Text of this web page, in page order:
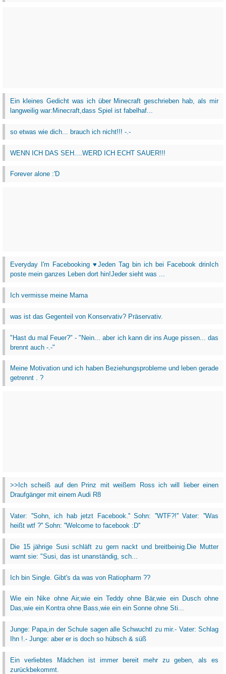
Ein kleines Gedicht was ich über Minecraft geschrieben hab, als mir
langweilig war:Minecraft,dass Spiel ist fabelhaf...
so etwas wie dich... brauch ich nicht!!! -.-
WENN ICH DAS SEH....WERD ICH ECHT SAUER!!!
Forever alone :'D
Everyday I'm Facebooking ♥Jeden Tag bin ich bei Facebook drinIch
poste mein ganzes Leben dort hin!Jeder sieht was ...
Ich vermisse meine Mama
was ist das Gegenteil von Konservativ? Präservativ.
"Hast du mal Feuer?" - "Nein... aber ich kann dir ins Auge pissen... das
brennt auch -.-"
Meine Motivation und ich haben Beziehungsprobleme und leben gerade
getrennt . ?
>>Ich scheiß auf den Prinz mit weißem Ross ich will lieber einen
Draufgänger mit einem Audi R8
Vater: ''Sohn, ich hab jetzt Facebook.'' Sohn: ''WTF?!'' Vater: ''Was
heißt wtf ?'' Sohn: ''Welcome to facebook :D''
Die 15 jährige Susi schläft zu gern nackt und breitbeinig.Die Mutter
warnt sie: "Susi, das ist unanständig, sch...
Ich bin Single. Gibt's da was von Ratiopharm ??
Wie ein Nike ohne Air,wie ein Teddy ohne Bär,wie ein Dusch ohne
Das,wie ein Kontra ohne Bass,wie ein ein Sonne ohne Sti...
Junge: Papa,in der Schule sagen alle Schwuchtl zu mir.- Vater: Schlag
Ihn !.- Junge: aber er is doch so hübsch & süß
Ein verliebtes Mädchen ist immer bereit mehr zu geben, als es
zurückbekommt.